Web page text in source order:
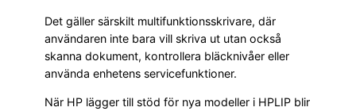
Det gäller särskilt multifunktionsskrivare, där
användaren inte bara vill skriva ut utan också
skanna dokument, kontrollera bläcknivåer eller
använda enhetens servicefunktioner.
När HP lägger till stöd för nya modeller i HPLIP blir